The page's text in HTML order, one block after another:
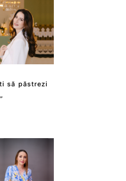
să păstrezi